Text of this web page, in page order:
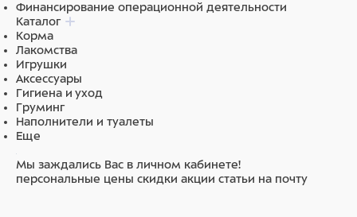
Финансирование операционной деятельности
Каталог
Корма
Лакомства
Игрушки
Аксессуары
Гигиена и уход
Груминг
Наполнители и туалеты
Еще
Мы заждались Вас в личном кабинете!
персональные цены скидки акции статьи на почту